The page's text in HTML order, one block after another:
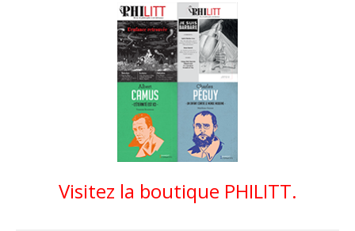
Visitez la boutique PHILITT.